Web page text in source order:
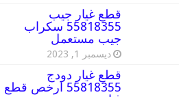
قطع غيار جيب
55818355 سكراب
جيب مستعمل
ديسمبر 1, 2023
قطع غيار دودج
55818355 ارخص قطع